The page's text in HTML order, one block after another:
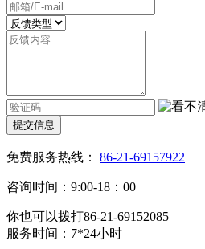
提交信息
免费服务热线： 86-21-69157922
咨询时间：9:00-18：00
你也可以拨打86-21-69152085
服务时间：7*24小时